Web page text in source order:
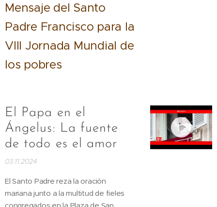
Mensaje del Santo
Padre Francisco para la
VIII Jornada Mundial de
los pobres
El Papa en el
Ángelus: La fuente
de todo es el amor
03.11.2024
El Santo Padre reza la oración
mariana junto a la multitud de fieles